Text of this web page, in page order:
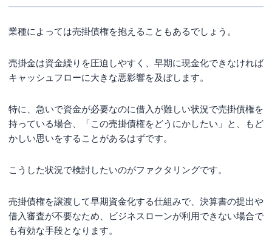
業種によっては売掛債権を抱えることもあるでしょう。
売掛金は資金繰りを圧迫しやすく、早期に現金化できなければ
キャッシュフローに大きな悪影響を及ぼします。
特に、急いで資金が必要なのに借入が難しい状況で売掛債権を
持っている場合、「この売掛債権をどうにかしたい」と、もど
かしい思いをすることがあるはずです。
こうした状況で検討したいのがファクタリングです。
売掛債権を譲渡して早期資金化する仕組みで、決算書の提出や
借入審査が不要なため、ビジネスローンが利用できない場合で
も有効な手段となります。